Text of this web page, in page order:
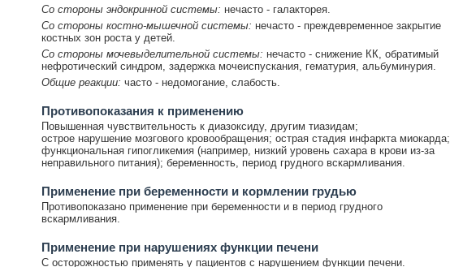
Со стороны эндокринной системы: нечасто - галакторея.
Со стороны костно-мышечной системы: нечасто - преждевременное закрытие
костных зон роста у детей.
Со стороны мочевыделительной системы: нечасто - снижение КК, обратимый
нефротический синдром, задержка мочеиспускания, гематурия, альбуминурия.
Общие реакции: часто - недомогание, слабость.
Противопоказания к применению
Повышенная чувствительность к диазоксиду, другим тиазидам;
острое нарушение мозгового кровообращения; острая стадия инфаркта миокарда;
функциональная гипогликемия (например, низкий уровень сахара в крови из-за
неправильного питания); беременность, период грудного вскармливания.
Применение при беременности и кормлении грудью
Противопоказано применение при беременности и в период грудного
вскармливания.
Применение при нарушениях функции печени
С осторожностью применять у пациентов с нарушением функции печени.